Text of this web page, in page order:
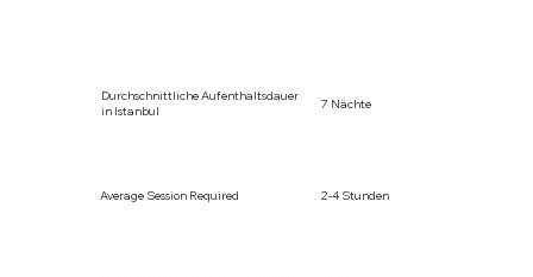
7 Nächte
Durchschnittliche Aufenthaltsdauer
in Istanbul
2-4 Stunden
Average Session Required